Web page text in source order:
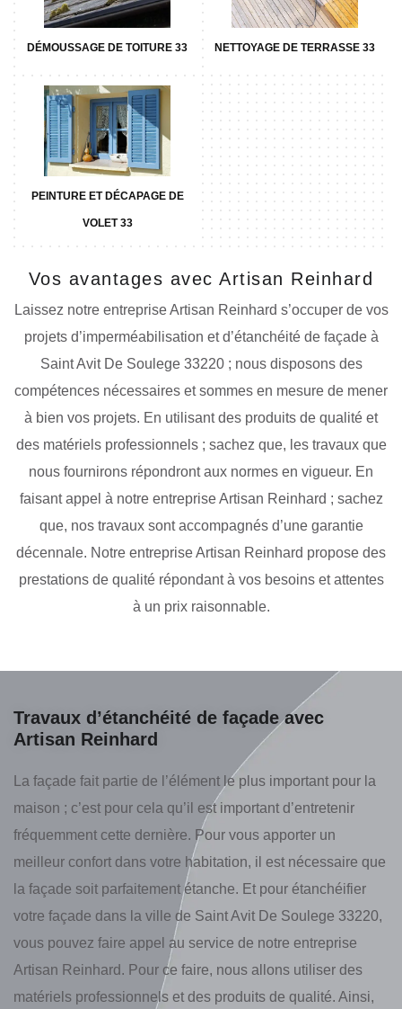
DÉMOUSSAGE DE TOITURE 33 NETTOYAGE DE TERRASSE 33
PEINTURE ET DÉCAPAGE DE
VOLET 33
Vos avantages avec Artisan Reinhard
Laissez notre entreprise Artisan Reinhard s’occuper de vos
projets d’imperméabilisation et d’étanchéité de façade à
Saint Avit De Soulege 33220 ; nous disposons des
compétences nécessaires et sommes en mesure de mener
à bien vos projets. En utilisant des produits de qualité et
des matériels professionnels ; sachez que, les travaux que
nous fournirons répondront aux normes en vigueur. En
faisant appel à notre entreprise Artisan Reinhard ; sachez
que, nos travaux sont accompagnés d’une garantie
décennale. Notre entreprise Artisan Reinhard propose des
prestations de qualité répondant à vos besoins et attentes
à un prix raisonnable.
Travaux d’étanchéité de façade avec
Artisan Reinhard
La façade fait partie de l’élément le plus important pour la
maison ; c’est pour cela qu’il est important d’entretenir
fréquemment cette dernière. Pour vous apporter un
meilleur confort dans votre habitation, il est nécessaire que
la façade soit parfaitement étanche. Et pour étanchéifier
votre façade dans la ville de Saint Avit De Soulege 33220,
vous pouvez faire appel au service de notre entreprise
Artisan Reinhard. Pour ce faire, nous allons utiliser des
matériels professionnels et des produits de qualité. Ainsi,